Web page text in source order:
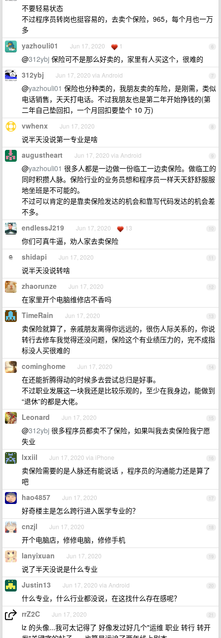
不要轻易状态
不过程序员转岗也挺容易的，去卖个保险，965，每个月也一万
多
6
yazhouli01 Jun 17, 2020 1
@312ybj 保险可不是那么好卖的，家里有人买这个，很难的
7
312ybj Jun 17, 2020 via Android
@yazhouli01 保险也分种类的，我朋友卖的车险，是刚需，类似
电话销售，天天打电话。不过我朋友也是第二年开始挣钱的(第
二年自己垫回扣，一个月回扣要垫个 10 万)
8
vwhenx Jun 17, 2020
说半天没说第一专业是啥
9
augustheart Jun 17, 2020 via Android
@yazhouli01 很多人都是一边做一份临工一边卖保险。做临工的
同时积攒人脉。保险行业的业务员想和程序员一样天天舒舒服服
地坐班是不可能的。
不过可以肯定的是靠卖保险发达的机会和靠写代码发达的机会差
不多。
10
endlessJ219 Jun 17, 2020 13
你们可真牛逼，劝人家去卖保险
11
shidapi Jun 17, 2020
说半天没说转啥
12
zhaorunze Jun 17, 2020
在家里开个电脑维修店不香吗
13
TimeRain Jun 17, 2020
卖保险就算了，亲戚朋友离得你远远的，很伤人际关系的，你说
转行去修车我觉得还没问题，保险这个有业绩压力的，完不成指
标没人买很难的
14
cominghome Jun 17, 2020
在还能折腾得动的时候多去尝试总归是好事。
不过职业发展这一块我还是比较乐观的，至少在我身边，能做到
“退休”的都是大佬。
15
Leonard Jun 17, 2020
@312ybj 很多程序员都卖不了保险，如果叫我去卖保险我宁愿
失业
16
lxxiil Jun 17, 2020 via iPhone
卖保险需要的是人脉还有能说话 ，程序员的沟通能力还是算了
吧
17
hao4857 Jun 17, 2020
好奇楼主是怎么跨行进入医学专业的？
18
cnzjl Jun 17, 2020
开个电脑店，修修电脑，修修手机
19
lanyixuan Jun 17, 2020
说了半天没说是什么专业
20
Justin13 Jun 17, 2020 via Android
什么专业，什么行业都没说，在这找什么存在感呢？
21
rrZ2C Jun 17, 2020
lz 的头像...我可太记得了 好像发过好几个"运维 职业 转行 转开